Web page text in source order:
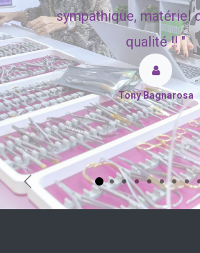
sympathique, matériel
qualité !! "
Tony Bagnarosa
Précédent